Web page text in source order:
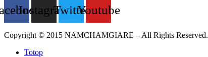
InstagramTwitterYoutube
Copyright © 2015 NAMCHAMGIARE – All Rights Reserved.
Totop